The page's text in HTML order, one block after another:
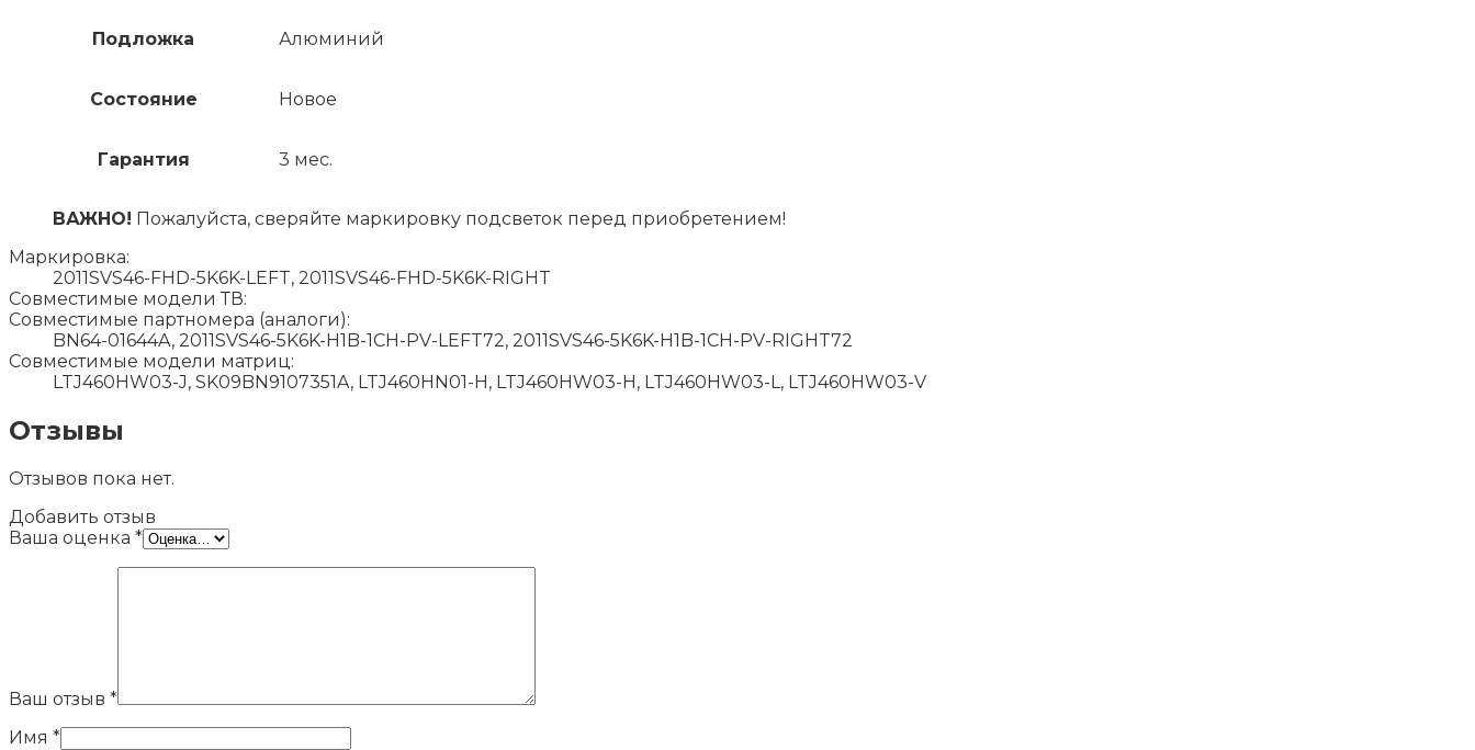
Подложка Алюминий
Состояние Новое
Гарантия 3 мес.
ВАЖНО! Пожалуйста, сверяйте маркировку подсветок перед приобретением!
Маркировка:
2011SVS46-FHD-5K6K-LEFT, 2011SVS46-FHD-5K6K-RIGHT
Совместимые модели ТВ:
Совместимые партномера (аналоги):
BN64-01644A, 2011SVS46-5K6K-H1B-1CH-PV-LEFT72, 2011SVS46-5K6K-H1B-1CH-PV-RIGHT72
Совместимые модели матриц:
LTJ460HW03-J, SK09BN9107351A, LTJ460HN01-H, LTJ460HW03-H, LTJ460HW03-L, LTJ460HW03-V
Отзывы
Отзывов пока нет.
Добавить отзыв
Ваша оценка *
Ваш отзыв *
Имя *